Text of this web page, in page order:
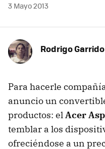
3 Mayo 2013
Rodrigo Garrido
Para hacerle
anuncio un
productos: elAcer
temblar a los
ofreciéndose a un